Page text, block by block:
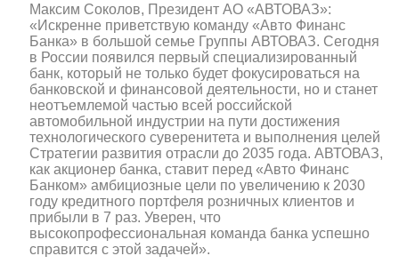
Максим Соколов, Президент АО «АВТОВАЗ»:
«Искренне приветствую команду «Авто Финанс
Банка» в большой семье Группы АВТОВАЗ. Сегодня
в России появился первый специализированный
банк, который не только будет фокусироваться на
банковской и финансовой деятельности, но и станет
неотъемлемой частью всей российской
автомобильной индустрии на пути достижения
технологического суверенитета и выполнения целей
Стратегии развития отрасли до 2035 года. АВТОВАЗ,
как акционер банка, ставит перед «Авто Финанс
Банком» амбициозные цели по увеличению к 2030
году кредитного портфеля розничных клиентов и
прибыли в 7 раз. Уверен, что
высокопрофессиональная команда банка успешно
справится с этой задачей».